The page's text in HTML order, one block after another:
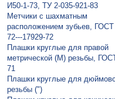
И50-1-73, ТУ 2-035-921-83
Метчики с шахматным
расположением зубьев, ГОСТ
72---17929-72
Плaшки круглые для правой
метрической (М) резьбы,
71
Плашки круглые для
резьбы (")